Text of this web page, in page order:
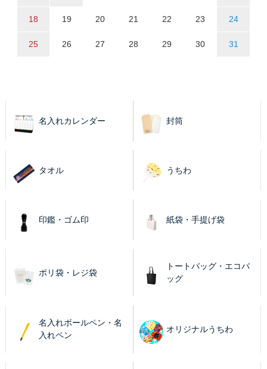
18 19 20 21 22 23 24
25 26 27 28 29 30 31
名入れカレンダー 封筒
タオル うちわ
印鑑・ゴム印 紙袋・手提げ袋
ポリ袋・レジ袋
トートバッグ・エコバ
ッグ
名入れボールペン・名
入れペン
オリジナルうちわ